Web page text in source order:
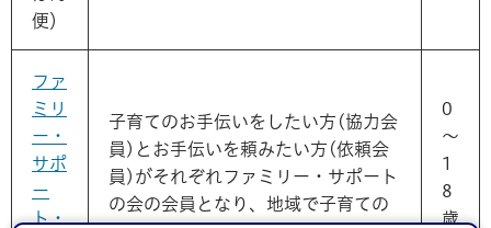
便）
ファ
ミリ
ー・
サポ
ー
ト・
子育てのお手伝いをしたい方(協力会
員)とお手伝いを頼みたい方(依頼会
員)がそれぞれファミリー・サポート
の会の会員となり、地域で子育ての
0
～
1
8
歳